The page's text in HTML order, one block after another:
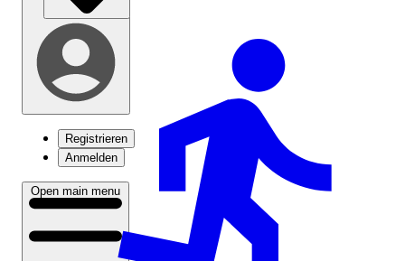
Registrieren
Anmelden
Open main menu